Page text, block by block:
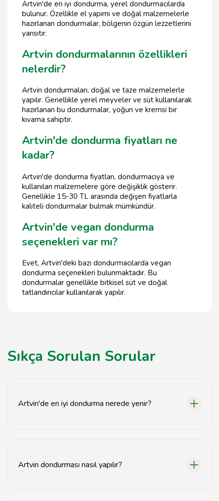
Artvin'de en iyi dondurma, yerel dondurmacılarda
bulunur. Özellikle el yapımı ve doğal malzemelerle
hazırlanan dondurmalar, bölgenin özgün lezzetlerini
yansıtır.
Artvin dondurmalarının özellikleri
nelerdir?
Artvin dondurmaları, doğal ve taze malzemelerle
yapılır. Genellikle yerel meyveler ve süt kullanılarak
hazırlanan bu dondurmalar, yoğun ve kremsi bir
kıvama sahiptir.
Artvin'de dondurma fiyatları ne
kadar?
Artvin'de dondurma fiyatları, dondurmacıya ve
kullanılan malzemelere göre değişiklik gösterir.
Genellikle 15-30 TL arasında değişen fiyatlarla
kaliteli dondurmalar bulmak mümkündür.
Artvin'de vegan dondurma
seçenekleri var mı?
Evet, Artvin'deki bazı dondurmacılarda vegan
dondurma seçenekleri bulunmaktadır. Bu
dondurmalar genellikle bitkisel süt ve doğal
tatlandırıcılar kullanılarak yapılır.
Sıkça Sorulan Sorular
Artvin'de en iyi dondurma nerede yenir?
Artvin dondurması nasıl yapılır?